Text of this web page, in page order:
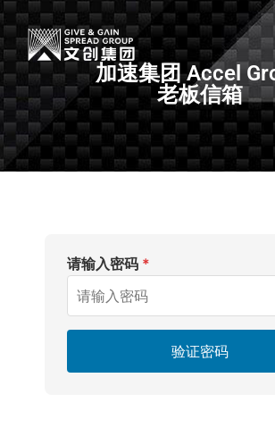
加速集团 Accel
老板信箱
请输入密码 *
验证密码